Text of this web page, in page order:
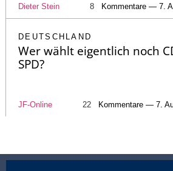
Dieter Stein 8 Kommentare — 7.
DEUTSCHLAND
Wer wählt eigentlich noch
SPD?
JF-Online 22 Kommentare — 7.